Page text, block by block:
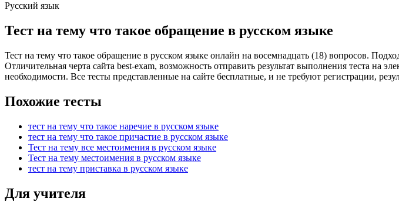
Русский язык
Тест на тему что такое обращение в русском языке
Тест на тему что такое обращение в русском языке онлайн на восемнадцать (18) вопросов.
Отличительная черта сайта best-exam, возможность отправить результат выполнения теста
необходимости. Все тесты представленные на сайте бесплатные, и не требуют
Похожие тесты
тест на тему что такое наречие в русском языке
тест на тему что такое причастие в русском языке
Тест на тему все местоимения в русском языке
Тест на тему местоимения в русском языке
тест на тему приставка в русском языке
Для учителя